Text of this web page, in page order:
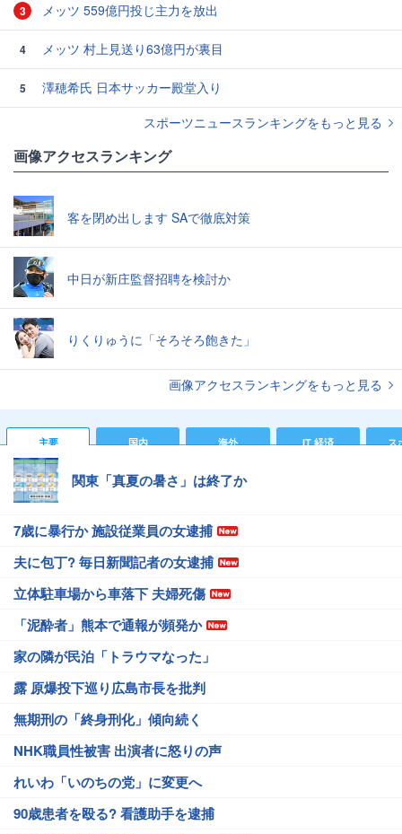
3 メッツ 559億円投じ主力を放出
4 メッツ 村上見送り63億円が裏目
5
澤穂希氏 日本サッカー殿堂入り
スポーツニュースランキングをもっと見る
画像アクセスランキング
客を閉め出します SAで徹底対策
中日が新庄監督招聘を検討か
りくりゅうに「そろそろ飽きた」
画像アクセスランキングをもっと見る
主要 国内 海外 IT 経済 ス
関東「真夏の暑さ」は終了か
7歳に暴行か 施設従業員の女逮捕
夫に包丁? 毎日新聞記者の女逮捕
立体駐車場から車落下 夫婦死傷
「泥酔者」熊本で通報が頻発か
家の隣が民泊「トラウマなった」
露 原爆投下巡り広島市長を批判
無期刑の「終身刑化」傾向続く
NHK職員性被害 出演者に怒りの声
れいわ「いのちの党」に変更へ
90歳患者を殴る? 看護助手を逮捕